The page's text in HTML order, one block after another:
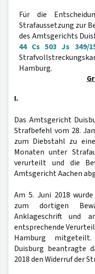
Für die
Strafaussetzung zur
des Amtsgerichts
44 Cs 503 Js 349/
Hamburg.
I.
Das Amtsgericht
Strafbefehl vom 28.
zum Diebstahl zu
Monaten unter
verurteilt und die
Amtsgericht Aachen
Am 5. Juni 2018
zum dortigen
Anklageschrift und
entsprechende
Hamburg
Duisburg beantragte
2018 den Widerruf der